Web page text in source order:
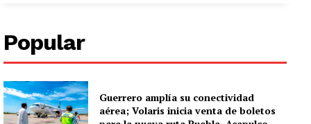
Popular
Guerrero amplía su conectividad
aérea; Volaris inicia venta de boletos